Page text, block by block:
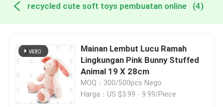
recycled cute soft toys pembuatan online (4)
Mainan Lembut Lucu Ramah
Lingkungan Pink Bunny Stuffed
Animal 19 X 28cm
MOQ：300/500pcs Nego
Harga：US $3.99 - 9.99/Piece